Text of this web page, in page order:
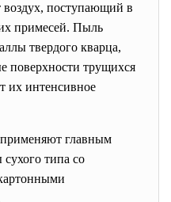
воздух, поступающий в
примесей. Пыль
твердого кварца,
поверхности трущихся
их интенсивное
главным
сухого типа со